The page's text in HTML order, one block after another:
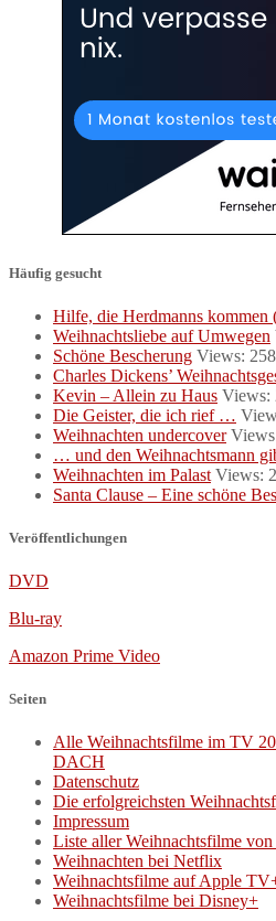
Häufig gesucht
Hilfe, die Herdmanns kommen
Weihnachtsliebe auf Umwegen
Schöne Bescherung Views:
Charles Dickens’
Kevin – Allein zu Haus Views:
Die Geister, die ich rief …
Weihnachten undercover
… und den Weihnachtsmann
Weihnachten im Palast Views:
Santa Clause – Eine schöne
Veröffentlichungen
DVD
Blu-ray
Amazon Prime Video
Seiten
Alle Weihnachtsfilme im TV
DACH
Datenschutz
Die erfolgreichsten
Impressum
Liste aller Weihnachtsfilme
Weihnachten bei Netflix
Weihnachtsfilme auf Apple
Weihnachtsfilme bei Disney+